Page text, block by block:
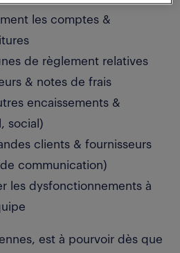
les comptes &
de règlement relatives
& notes de frais
encaissements &
social)
clients & fournisseurs
communication)
les dysfonctionnements à
est à pourvoir dès que